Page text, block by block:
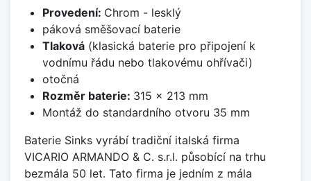
Provedení: Chrom - lesklý
páková směšovací baterie
Tlaková(klasická baterie pro připojení k
vodnímu řádu nebo tlakovému ohřívači)
otočná
Rozměr baterie: 315 x 213 mm
Montáž do standardního otvoru 35 mm
Baterie Sinks vyrábí tradiční italská firma
VICARIO ARMANDO & C. s.r.l. působící na trhu
bezmála 50 let. Tato firma je jedním z mála